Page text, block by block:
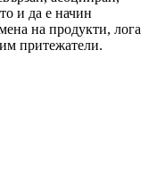
и да е начин
на продукти, лога
притежатели.